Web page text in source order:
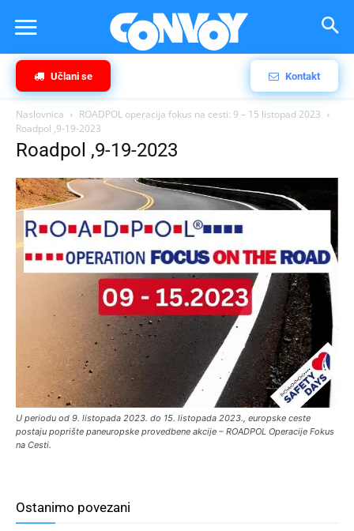
Učlani se Kontakt
Naslovnica
ROADPOL operacija fokus na cesti: 9 – 15 listopad 2023
Roadpol ,9-19-2023
Roadpol ,9-19-2023
U periodu od 9. listopada 2023. do 15. listopada 2023., europske ceste
postaju poprište paneuropske provedbene akcije – ROADPOL Operacije Fokus
na Cesti.
Ostanimo povezani